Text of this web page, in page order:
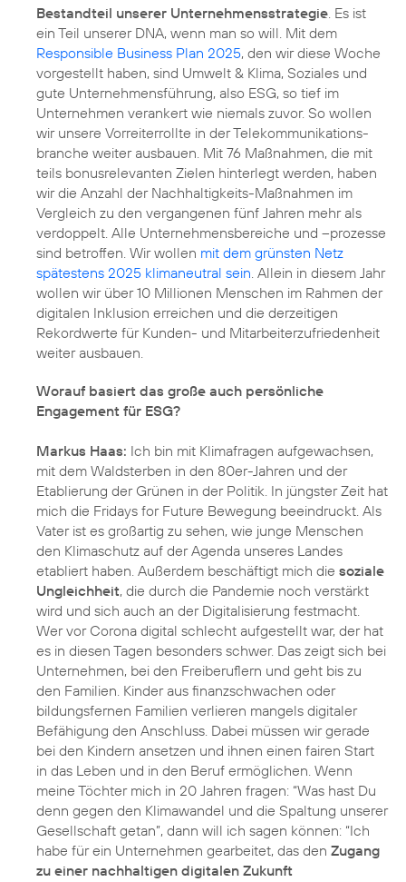
Bestandteil unserer Unternehmensstrategie . Es ist
ein Teil unserer DNA, wenn man so will. Mit dem
Responsible Business Plan 2025, den wir diese Woche
vorgestellt haben, sind Umwelt & Klima, Soziales und
gute Unternehmensführung, also ESG, so tief im
Unternehmen verankert wie niemals zuvor. So wollen
wir unsere Vorreiterrollte in der Telekommunikations­
branche weiter ausbauen. Mit 76 Maßnahmen, die mit
teils bonusrelevanten Zielen hinterlegt werden, haben
wir die Anzahl der Nachhaltigkeits-Maßnahmen im
Vergleich zu den vergangenen fünf Jahren mehr als
verdoppelt. Alle Unternehmensbereiche und –prozesse
sind betroffen. Wir wollen mit dem grünsten Netz
spätestens 2025 klimaneutral sein . Allein in diesem Jahr
wollen wir über 10 Millionen Menschen im Rahmen der
digitalen Inklusion erreichen und die derzeitigen
Rekordwerte für Kunden- und Mitarbeiterzufriedenheit
weiter ausbauen.
Worauf basiert das große auch persönliche
Engagement für ESG?
Markus Haas: Ich bin mit Klimafragen aufgewachsen,
mit dem Waldsterben in den 80er-Jahren und der
Etablierung der Grünen in der Politik. In jüngster Zeit hat
mich die Fridays for Future Bewegung beeindruckt. Als
Vater ist es großartig zu sehen, wie junge Menschen
den Klimaschutz auf der Agenda unseres Landes
etabliert haben. Außerdem beschäftigt mich die soziale
Ungleichheit, die durch die Pandemie noch verstärkt
wird und sich auch an der Digitalisierung festmacht.
Wer vor Corona digital schlecht aufgestellt war, der hat
es in diesen Tagen besonders schwer. Das zeigt sich bei
Unternehmen, bei den Freiberuflern und geht bis zu
den Familien. Kinder aus finanzschwachen oder
bildungsfernen Familien verlieren mangels digitaler
Befähigung den Anschluss. Dabei müssen wir gerade
bei den Kindern ansetzen und ihnen einen fairen Start
in das Leben und in den Beruf ermöglichen. Wenn
meine Töchter mich in 20 Jahren fragen: “Was hast Du
denn gegen den Klimawandel und die Spaltung unserer
Gesellschaft getan”, dann will ich sagen können: “Ich
habe für ein Unternehmen gearbeitet, das den Zugang
zu einer nachhaltigen digitalen Zukunft